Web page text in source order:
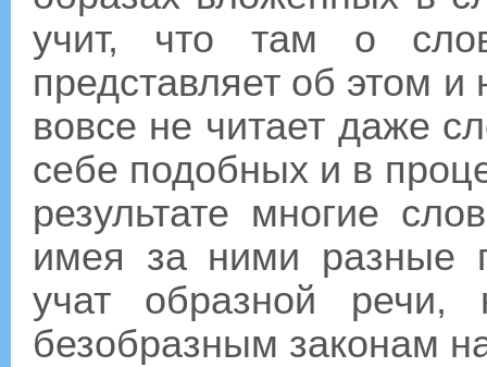
учит, что там о
представляет об этом
вовсе не читает даже
себе подобных и в
результате многие
имея за ними разные
учат образной
безобразным законам